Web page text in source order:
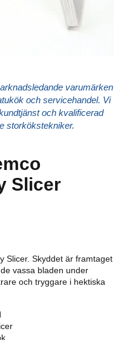
varumärken
och servicehandel. Vi
och kvalificerad
storkökstekniker.
Slicer
Slicer. Skyddet är framtaget
vassa bladen under
och tryggare i hektiska